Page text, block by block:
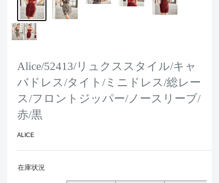
Alice/52413/リュクススタイル/キャ
バドレス/タイト/ミニドレス/総レー
ス/フロントジッパー/ノースリーブ/
赤/黒
ALICE
在庫状況